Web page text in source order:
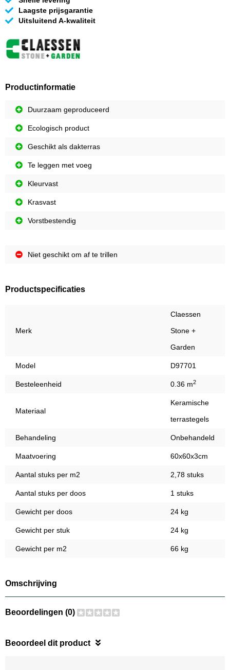
Laagste prijsgarantie
Uitsluitend A-kwaliteit
Productinformatie
Duurzaam geproduceerd
Ecologisch product
Geschikt als dakterras
Te leggen met voeg
Kleurvast
Krasvast
Vorstbestendig
Niet geschikt om af te trillen
Productspecificaties
Merk
Claessen
Stone +
Garden
Model D97701
Besteleenheid 0.36 m2
Materiaal
Keramische
terrastegels
Behandeling Onbehandeld
Maatvoering 60x60x3cm
Aantal stuks per m2 2,78 stuks
Aantal stuks per doos 1 stuks
Gewicht per doos 24 kg
Gewicht per stuk 24 kg
Gewicht per m2 66 kg
Omschrijving
Beoordelingen (0)
Beoordeel dit product